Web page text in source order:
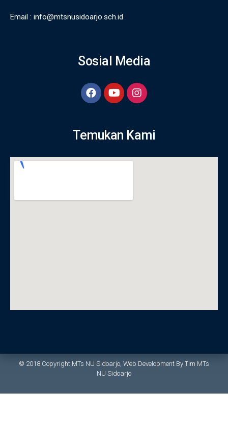
Email : info@mtsnusidoarjo.sch.id
Sosial Media
Temukan Kami
© 2018 Copyright MTs NU Sidoarjo, Web Development By Tim MTs
NU Sidoarjo